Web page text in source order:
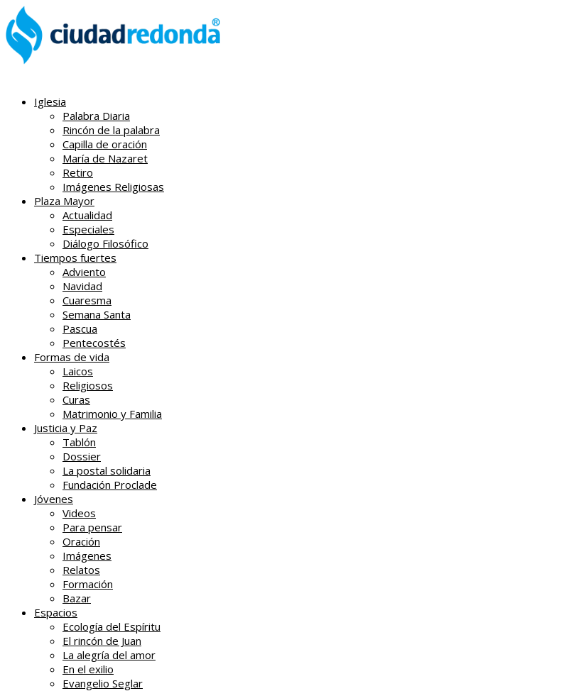
Iglesia
Palabra Diaria
Rincón de la palabra
Capilla de oración
María de Nazaret
Retiro
Imágenes Religiosas
Plaza Mayor
Actualidad
Especiales
Diálogo Filosófico
Tiempos fuertes
Adviento
Navidad
Cuaresma
Semana Santa
Pascua
Pentecostés
Formas de vida
Laicos
Religiosos
Curas
Matrimonio y Familia
Justicia y Paz
Tablón
Dossier
La postal solidaria
Fundación Proclade
Jóvenes
Videos
Para pensar
Oración
Imágenes
Relatos
Formación
Bazar
Espacios
Ecología del Espíritu
El rincón de Juan
La alegría del amor
En el exilio
Evangelio Seglar